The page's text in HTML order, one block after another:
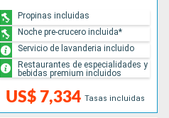
US$ 7,334 Tasas incluidas
Propinas incluidas
Noche pre-crucero incluida*
Servicio de lavanderia incluido
Restaurantes de especialidades y
bebidas premium incluidos